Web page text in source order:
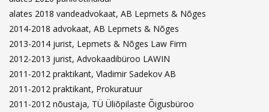
alates 2018 vandeadvokaat, AB Lepmets & Nõges
2014-2018 advokaat, AB Lepmets & Nõges
2013-2014 jurist, Lepmets & Nõges Law Firm
2012-2013 jurist, Advokaadibüroo LAWIN
2011-2012 praktikant, Vladimir Sadekov AB
2011-2012 praktikant, Prokuratuur
2011-2012 nõustaja, TÜ Üliõpilaste Õigusbüroo